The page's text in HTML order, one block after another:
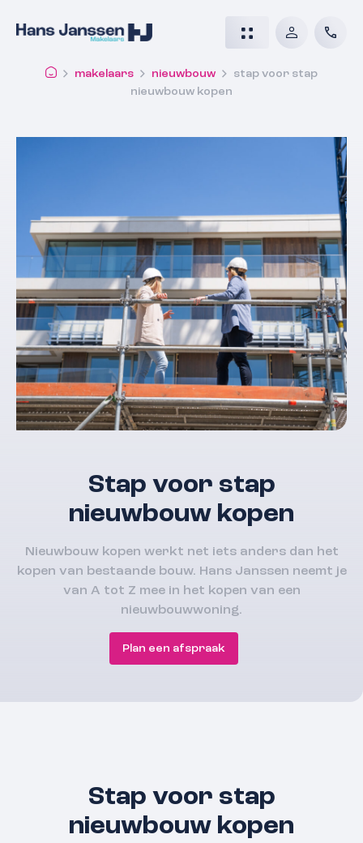
makelaars nieuwbouw
stap voor stap
nieuwbouw kopen
Stap voor stap
nieuwbouw kopen
Nieuwbouw kopen werkt net iets anders dan het
kopen van bestaande bouw. Hans Janssen neemt je
van A tot Z mee in het kopen van een
nieuwbouwwoning.
Plan een afspraak
Stap voor stap
nieuwbouw kopen